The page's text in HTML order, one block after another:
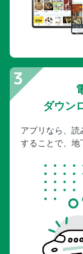
ダウン
アプリなら、読
することで、地